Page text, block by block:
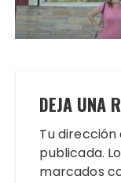
DEJA UNA
Tu
publicada.
marcados